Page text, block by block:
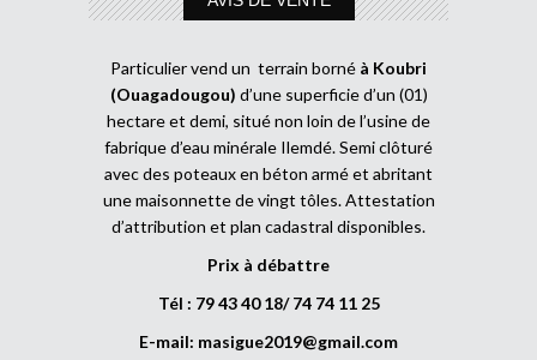
Particulier vend un terrain borné à Koubri
(Ouagadougou) d’une superficie d’un (01)
hectare et demi, situé non loin de l’usine de
fabrique d’eau minérale Ilemdé. Semi clôturé
avec des poteaux en béton armé et abritant
une maisonnette de vingt tôles. Attestation
d’attribution et plan cadastral disponibles.
Prix à débattre
Tél : 79 43 40 18/ 74 74 11 25
E-mail: masigue2019@gmail.com